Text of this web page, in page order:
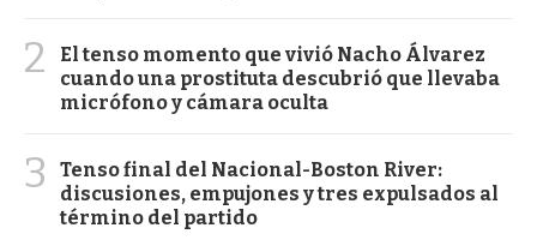
2
El tenso momento que vivió Nacho Álvarez
cuando una prostituta descubrió que llevaba
micrófono y cámara oculta
3
Tenso final del Nacional-Boston River:
discusiones, empujones y tres expulsados al
término del partido